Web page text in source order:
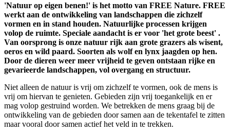
'Natuur op eigen benen!' is het motto van FREE Nature. FREE
werkt aan de ontwikkeling van landschappen die zichzelf
vormen en in stand houden. Natuurlijke processen krijgen
volop de ruimte. Speciale aandacht is er voor 'het grote beest' .
Van oorsprong is onze natuur rijk aan grote grazers als wisent,
oeros en wild paard. Soorten als wolf en lynx jaagden op hen.
Door de dieren weer meer vrijheid te geven ontstaan rijke en
gevarieerde landschappen, vol overgang en structuur.
Niet alleen de natuur is vrij om zichzelf te vormen, ook de mens is
vrij om hiervan te genieten. Gebieden zijn vrij toegankelijk en er
mag volop gestruind worden. We betrekken de mens graag bij de
ontwikkeling van de gebieden door samen aan de tekentafel te zitten
maar vooral door samen actief het veld in te trekken.